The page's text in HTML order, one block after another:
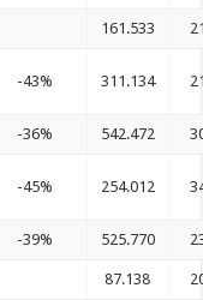
161.533
-43% 311.134
-36% 542.472
-45% 254.012
-39% 525.770
87.138